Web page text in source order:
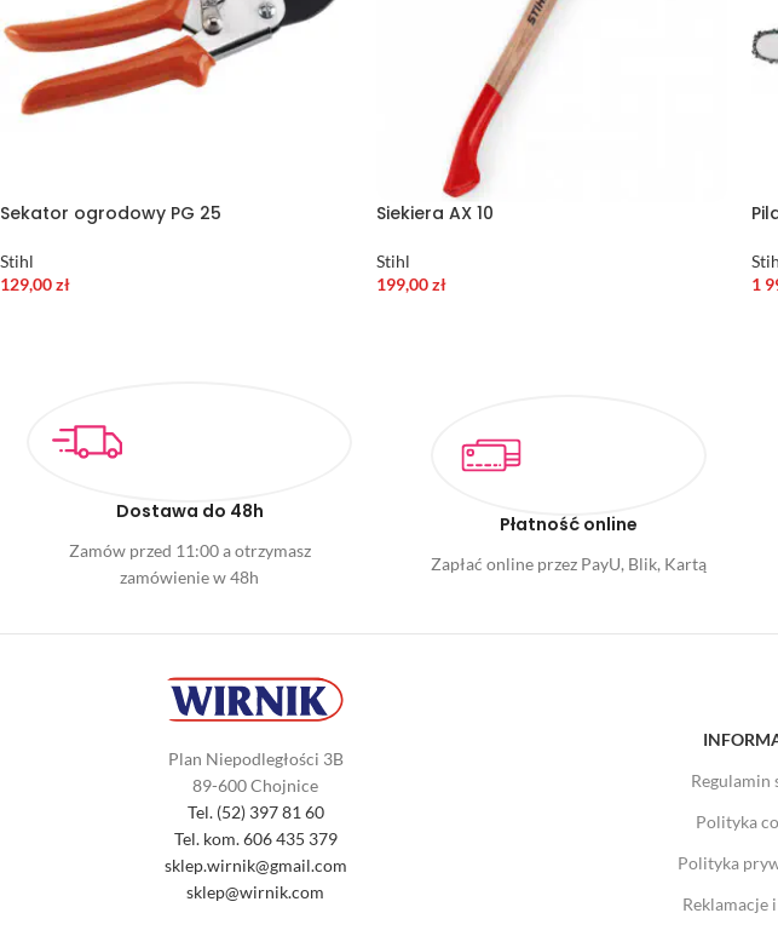
Sekator ogrodowy PG 25
Stihl
129,00zł
Siekiera AX 10
Stihl
199,00zł
1
Dostawa do 48h
Zamów przed 11:00 a otrzymasz
zamówienie w 48h
Płatność online
Zapłać online przez PayU, Blik, Kartą
Plan Niepodległości 3B
89-600 Chojnice
Tel. (52) 397 81 60
Tel. kom. 606 435 379
sklep.wirnik@gmail.com
sklep@wirnik.com
Regulamin
Polityka
Polityka
Reklamacje